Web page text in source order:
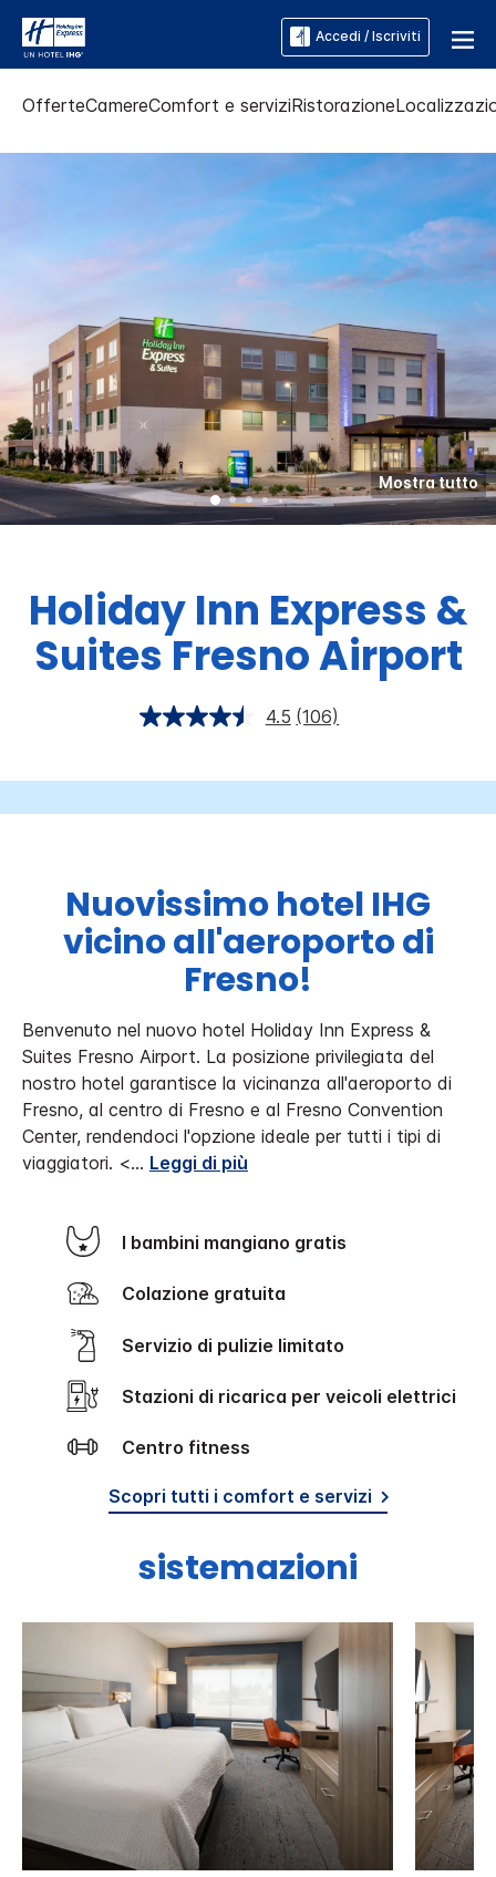
Accedi / Iscriviti
OfferteCamereComfort e serviziRistorazione
Mostra tutto
Holiday Inn Express &
Suites Fresno Airport
4.5 (106)
Nuovissimo hotel IHG
vicino all'aeroporto di
Fresno!
Benvenuto nel nuovo hotel Holiday Inn Express &
Suites Fresno Airport. La posizione privilegiata del
nostro hotel garantisce la vicinanza all'aeroporto di
Fresno, al centro di Fresno e al Fresno Convention
Center, rendendoci l'opzione ideale per tutti i tipi di
viaggiatori. <... Leggi di più
I bambini mangiano gratis
Colazione gratuita
Servizio di pulizie limitato
Stazioni di ricarica per veicoli elettrici
Centro fitness
Scopri tutti i comfort e servizi
sistemazioni